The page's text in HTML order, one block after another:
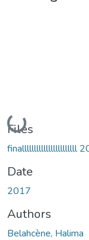
Loading...
Files
finalllllllllllllllllllllll
Date
2017
Authors
Belahcène, Halima